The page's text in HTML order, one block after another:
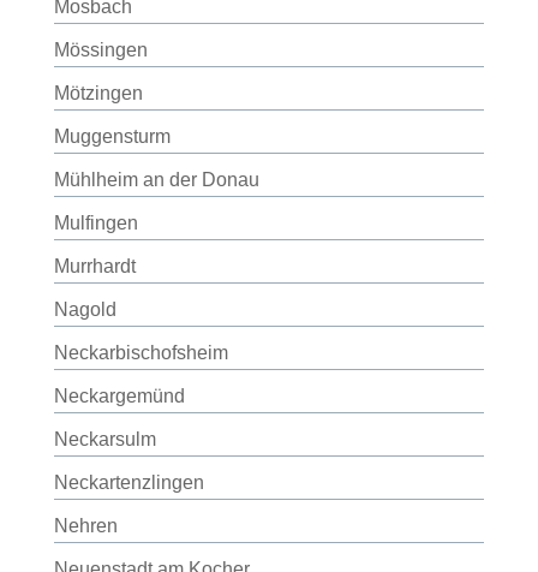
Mosbach
Mössingen
Mötzingen
Muggensturm
Mühlheim an der Donau
Mulfingen
Murrhardt
Nagold
Neckarbischofsheim
Neckargemünd
Neckarsulm
Neckartenzlingen
Nehren